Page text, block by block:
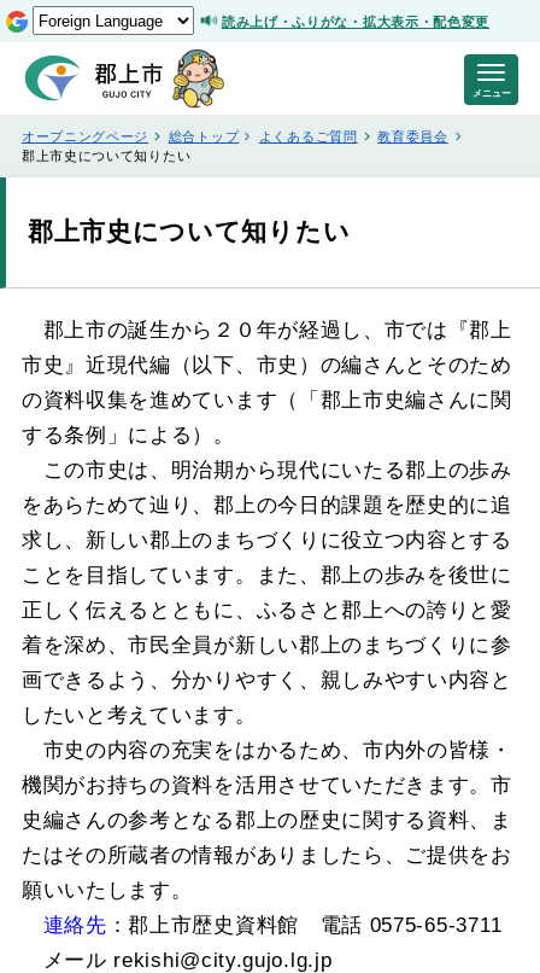
読み上げ・ふりがな・拡大表示・配色変更
オープニングページ 総合トップ よくあるご質問
教育委員会
郡上市史について知りたい
郡上市史について知りたい
郡上市の誕生から２０年が経過し、市では『郡上
市史』近現代編（以下、市史）の編さんとそのため
の資料収集を進めています（「郡上市史編さんに関
する条例」による）。
この市史は、明治期から現代にいたる郡上の歩み
をあらためて辿り、郡上の今日的課題を歴史的に追
求し、新しい郡上のまちづくりに役立つ内容とする
ことを目指しています。また、郡上の歩みを後世に
正しく伝えるとともに、ふるさと郡上への誇りと愛
着を深め、市民全員が新しい郡上のまちづくりに参
画できるよう、分かりやすく、親しみやすい内容と
したいと考えています。
市史の内容の充実をはかるため、市内外の皆様・
機関がお持ちの資料を活用させていただきます。市
史編さんの参考となる郡上の歴史に関する資料、ま
たはその所蔵者の情報がありましたら、ご提供をお
願いいたします。
連絡先 ：郡上市歴史資料館 電話 0575-65-3711
メール rekishi@city.gujo.lg.jp
メニュー